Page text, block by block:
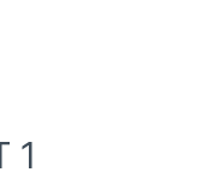
1